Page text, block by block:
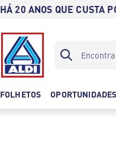
HÁ 20 ANOS QUE CUSTA
FOLHETOS